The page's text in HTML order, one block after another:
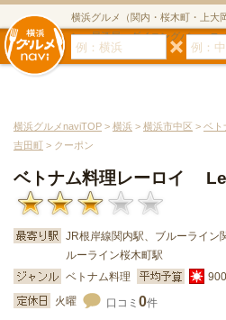
横浜グルメ（関内・桜木町・上大
ン・居酒屋・ダイニングバー・ス
横浜グルメnaviTOP > 横浜 > 横浜市中区 > ベ
吉田町 > クーポン
ベトナム料理レーロイ
JR根岸線関内駅、ブルーライン
ルーライン桜木町駅
ベトナム料理
火曜
口コミ 0件